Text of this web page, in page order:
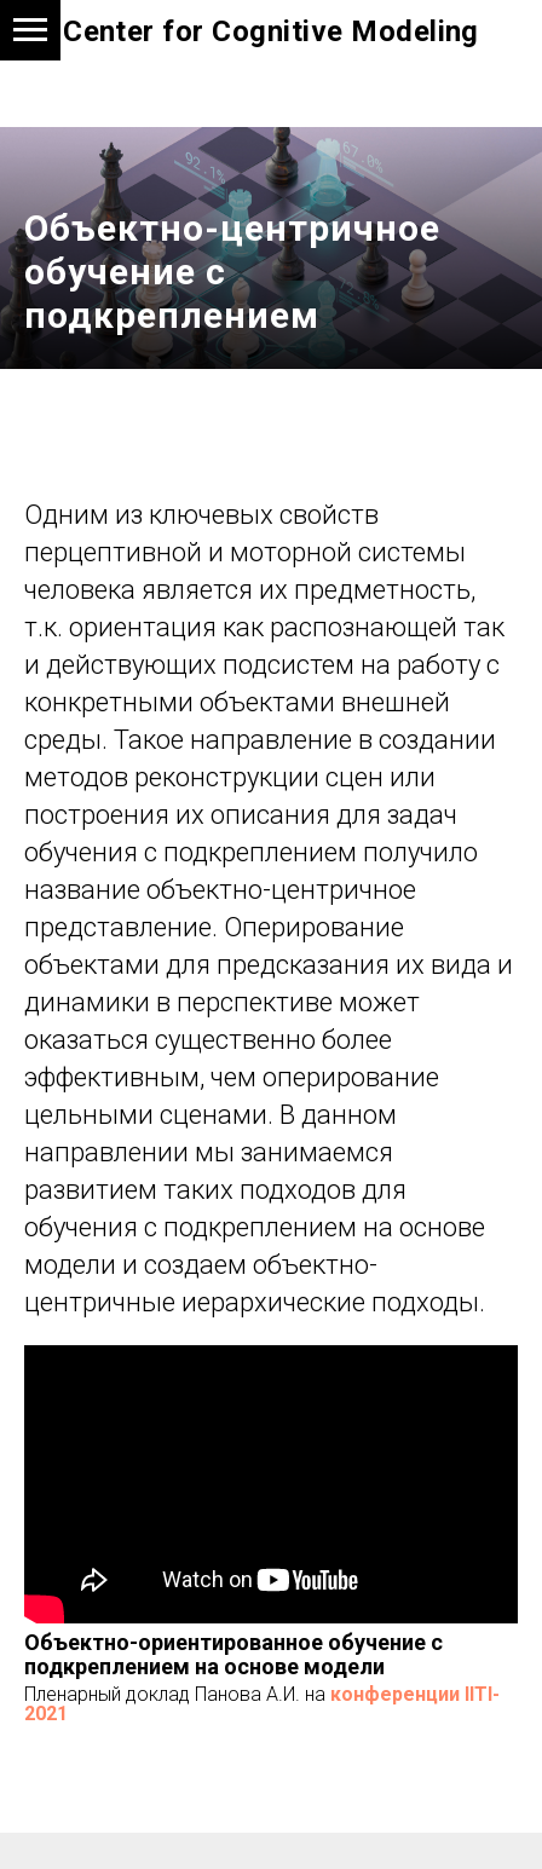
Center for Cognitive Modeling
Объектно-центричное
обучение с
подкреплением
Одним из ключевых свойств
перцептивной и моторной системы
человека является их предметность,
т.к. ориентация как распознающей так
и действующих подсистем на работу с
конкретными объектами внешней
среды. Такое направление в создании
методов реконструкции сцен или
построения их описания для задач
обучения с подкреплением получило
название объектно-центричное
представление. Оперирование
объектами для предсказания их вида и
динамики в перспективе может
оказаться существенно более
эффективным, чем оперирование
цельными сценами. В данном
направлении мы занимаемся
развитием таких подходов для
обучения с подкреплением на основе
модели и создаем объектно-
центричные иерархические подходы.
Объектно-ориентированное обучение с
подкреплением на основе модели
Пленарный доклад Панова А.И. на конференции IITI-
2021